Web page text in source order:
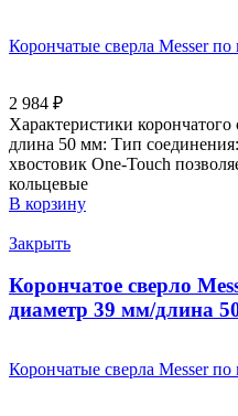
Корончатые сверла Messer
2 984 ₽
Характеристики
длина 50 мм: Тип
хвостовик Оne-Touch
кольцевые
В корзину
Закрыть
Корончатое сверло
диаметр 39 мм/длина
Корончатые сверла Messer